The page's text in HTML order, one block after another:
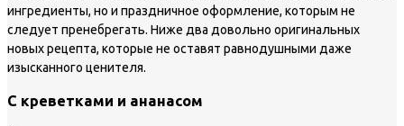
ингредиенты, но и праздничное оформление, которым не
следует пренебрегать. Ниже два довольно оригинальных
новых рецепта, которые не оставят равнодушными даже
изысканного ценителя.
С креветками и ананасом